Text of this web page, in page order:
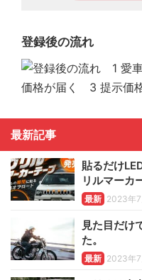
登録後の流れ
最新記事
貼るだけ
リルマーカ
最新 2023年7
見た目だけ
た。
最新 2023年7